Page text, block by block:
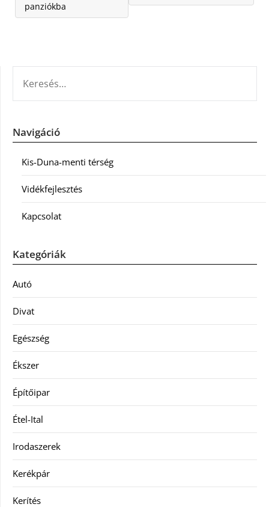
panziókba
Navigáció
Kis-Duna-menti térség
Vidékfejlesztés
Kapcsolat
Kategóriák
Autó
Divat
Egészség
Ékszer
Építőipar
Étel-Ital
Irodaszerek
Kerékpár
Kerítés